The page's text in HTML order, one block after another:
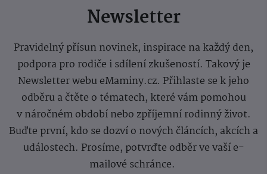
Newsletter
Pravidelný přísun novinek, inspirace na každý den,
podpora pro rodiče i sdílení zkušeností. Takový je
Newsletter webu eMaminy.cz. Přihlaste se k jeho
odběru a čtěte o tématech, které vám pomohou
v náročném období nebo zpříjemní rodinný život.
Buďte první, kdo se dozví o nových článcích, akcích a
událostech. Prosíme, potvrďte odběr ve vaší e-
mailové schránce.